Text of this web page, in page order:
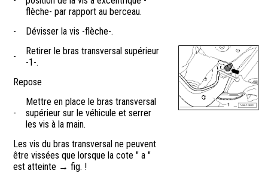
flèche- par rapport au berceau.
-
Dévisser la vis -flèche-.
-
Retirer le bras transversal supérieur
-1-.
Repose
-
Mettre en place le bras transversal
supérieur sur le véhicule et serrer
les vis à la main.
Les vis du bras transversal ne peuvent
être vissées que lorsque la cote " a "
est atteinte → fig. !